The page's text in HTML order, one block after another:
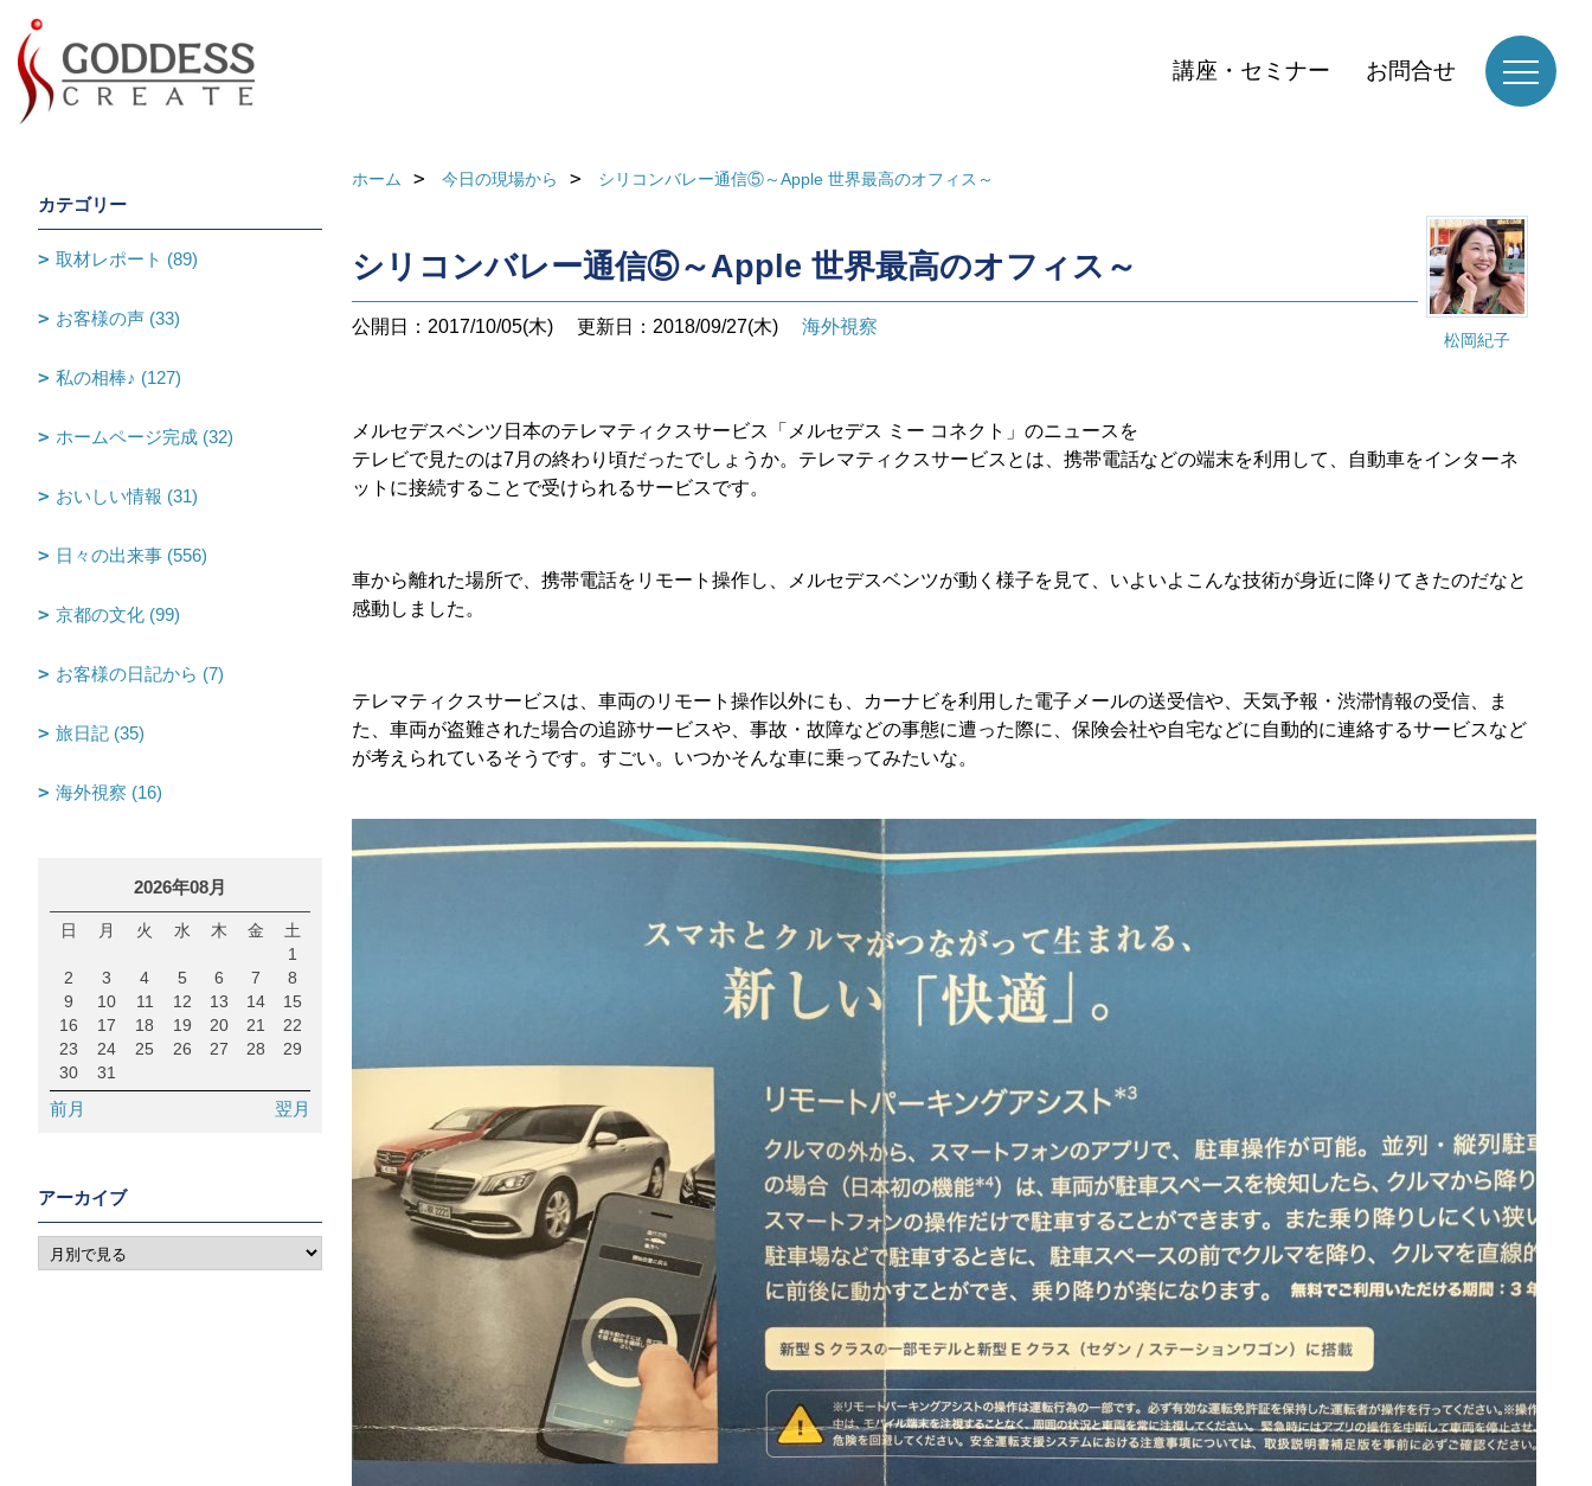
講座・セミナー お問合せ
ホーム 今日の現場から シリコンバレー通信⑤～Apple 世界最高のオフィス～
松岡紀子
シリコンバレー通信⑤～Apple 世界最高のオフィス～
公開日：2017/10/05(木) 更新日：2018/09/27(木) 海外視察
メルセデスベンツ日本のテレマティクスサービス「メルセデス ミー コネクト」のニュースを
テレビで見たのは7月の終わり頃だったでしょうか。テレマティクスサービスとは、携帯電話などの端末を利用して、自動車をインターネ
ットに接続することで受けられるサービスです。
車から離れた場所で、携帯電話をリモート操作し、メルセデスベンツが動く様子を見て、いよいよこんな技術が身近に降りてきたのだなと
感動しました。
テレマティクスサービスは、車両のリモート操作以外にも、カーナビを利用した電子メールの送受信や、天気予報・渋滞情報の受信、ま
た、車両が盗難された場合の追跡サービスや、事故・故障などの事態に遭った際に、保険会社や自宅などに自動的に連絡するサービスなど
が考えられているそうです。すごい。いつかそんな車に乗ってみたいな。
カテゴリー
取材レポート (89)
お客様の声 (33)
私の相棒♪ (127)
ホームページ完成 (32)
おいしい情報 (31)
日々の出来事 (556)
京都の文化 (99)
お客様の日記から (7)
旅日記 (35)
海外視察 (16)
2026年08月
日 月 火 水 木 金
土
1
2
3 4 5 6 7
8
9
10 11 12 13 14
15
16
17 18 19 20 21
22
23
24 25 26 27 28
29
30
31
前月 翌月
アーカイブ